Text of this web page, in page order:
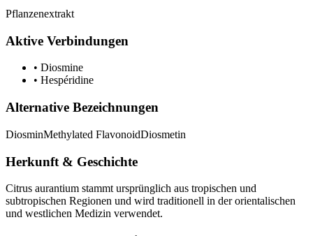
Pflanzenextrakt
Aktive Verbindungen
• Diosmine
• Hespéridine
Alternative Bezeichnungen
DiosminMethylated FlavonoidDiosmetin
Herkunft & Geschichte
Citrus aurantium stammt ursprünglich aus tropischen und
subtropischen Regionen und wird traditionell in der orientalischen
und westlichen Medizin verwendet.